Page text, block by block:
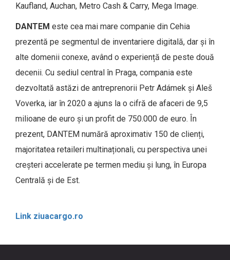
Kaufland, Auchan, Metro Cash & Carry, Mega Image.
DANTEM este cea mai mare companie din Cehia
prezentă pe segmentul de inventariere digitală, dar și în
alte domenii conexe, având o experiență de peste două
decenii. Cu sediul central în Praga, compania este
dezvoltată astăzi de antreprenorii Petr Adámek și Aleš
Voverka, iar în 2020 a ajuns la o cifră de afaceri de 9,5
milioane de euro și un profit de 750.000 de euro. În
prezent, DANTEM numără aproximativ 150 de clienți,
majoritatea retaileri multinaționali, cu perspectiva unei
creșteri accelerate pe termen mediu și lung, în Europa
Centrală și de Est.
Link ziuacargo.ro